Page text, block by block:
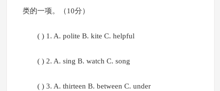
类的一项。（10分）
( ) 1. A. polite B. kite C. helpful
( ) 2. A. sing B. watch C. song
( ) 3. A. thirteen B. between C. under